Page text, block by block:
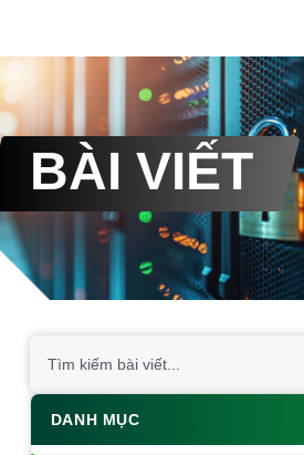
BÀI VIẾT
DANH MỤC